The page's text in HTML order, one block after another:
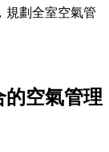
規劃全室空氣管
的空氣管理